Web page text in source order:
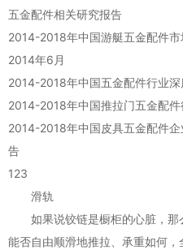
五金配件相关研究报告
2014-2018年中国游艇五金配件
2014年6月
2014-2018年中国五金配件行业
2014-2018年中国推拉门五金配
2014-2018年中国皮具五金配件
告
123
滑轨
如果说铰链是橱柜的心脏，那
能否自由顺滑地推拉、承重如何